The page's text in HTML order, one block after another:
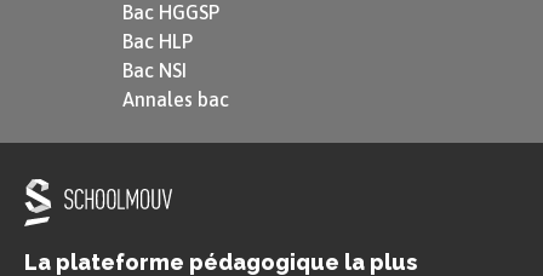
Bac HGGSP
Bac HLP
Bac NSI
Annales bac
La plateforme pédagogique la plus